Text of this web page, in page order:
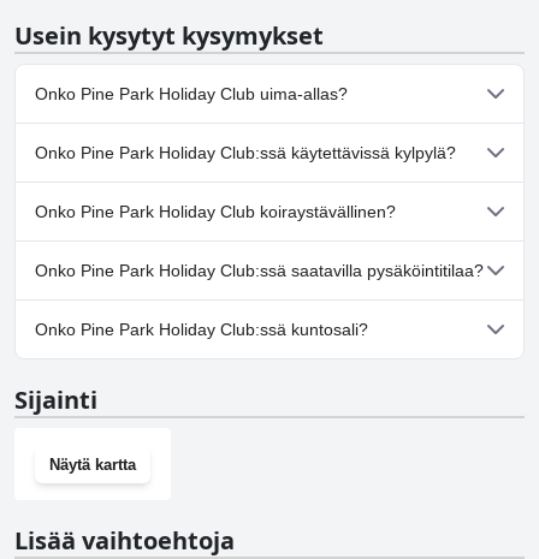
Usein kysytyt kysymykset
Onko Pine Park Holiday Club uima-allas?
Kyllä, Pine Park Holiday Club:ssä on uima-allas/altaita, jotka
kuuluvat yhteen tai useampaan seuraavista luokista: Lastenallas,
Liukumäki uima-allas, Ulkouima-allas.
Onko Pine Park Holiday Club:ssä käytettävissä kylpylä?
Ei, Pine Park Holiday Club ei tarjoa kylpylää.
Onko Pine Park Holiday Club koiraystävällinen?
Ei, Pine Park Holiday Club ei salli koiria.
Onko Pine Park Holiday Club:ssä saatavilla pysäköintitilaa?
Kyllä, Pine Park Holiday Club tarjoaa pysäköintimahdollisuuden.
Onko Pine Park Holiday Club:ssä kuntosali?
Sijainti
Näytä kartta
Lisää vaihtoehtoja